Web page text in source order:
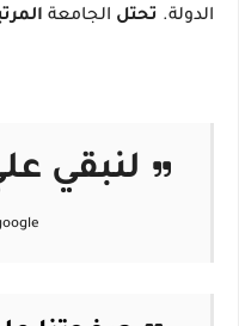
الدولة. تحتل الجامعة
لنبقي